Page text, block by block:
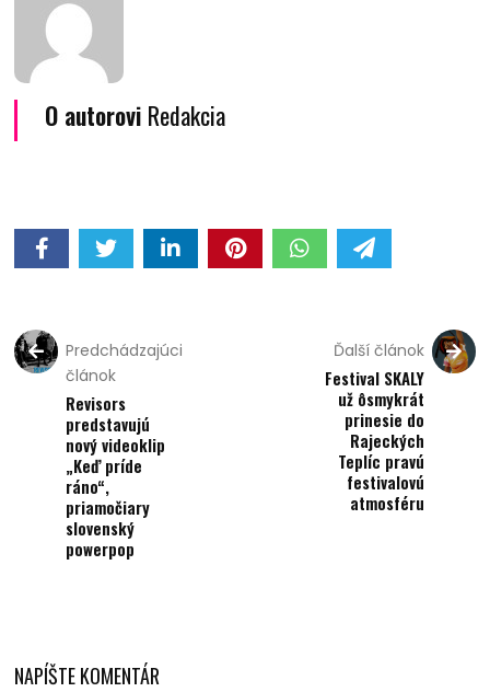
O autorovi Redakcia
Predchádzajúci
článok
Revisors
predstavujú
nový videoklip
„Keď príde
ráno“,
priamočiary
slovenský
powerpop
Ďalší článok
Festival SKALY
už ôsmykrát
prinesie do
Rajeckých
Teplíc pravú
festivalovú
atmosféru
NAPÍŠTE KOMENTÁR